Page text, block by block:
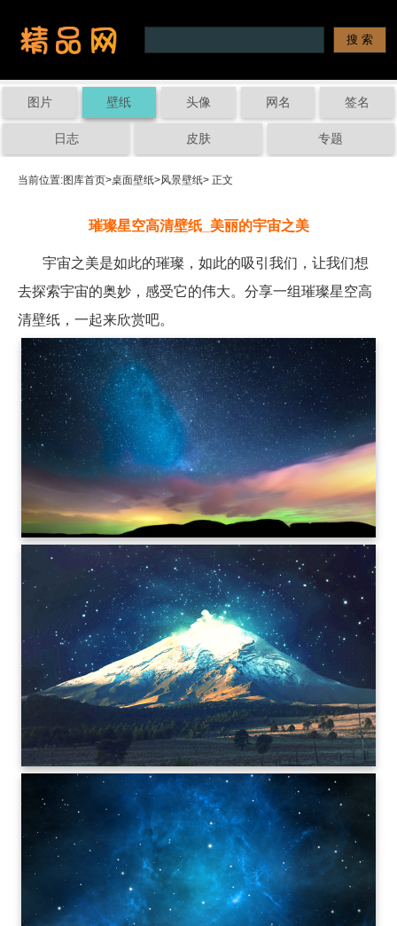
图片 壁纸 头像 网名 签名
日志 皮肤 专题
当前位置:图库首页>桌面壁纸>风景壁纸> 正文
璀璨星空高清壁纸_美丽的宇宙之美
宇宙之美是如此的璀璨，如此的吸引我们，让我们想
去探索宇宙的奥妙，感受它的伟大。分享一组璀璨星空高
清壁纸，一起来欣赏吧。